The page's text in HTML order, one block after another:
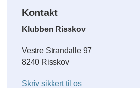
Kontakt
Klubben Risskov
Vestre Strandalle 97
8240 Risskov
Skriv sikkert til os